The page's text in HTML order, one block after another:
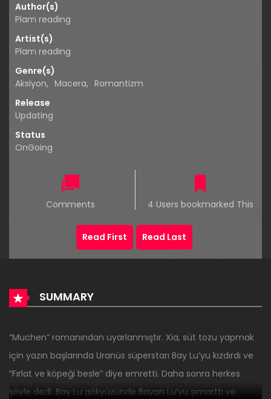
Author(s)
Plam reading
Artist(s)
Plam reading
Genre(s)
Aksiyon, Macera, Romantizm
Release
Updating
Status
OnGoing
Comments 4 Users bookmarked This
Read First Read Last
SUMMARY
“Muchen” romanından uyarlanmıştır. Xia, süt tozu yapmak
için yazın başlarında Uranüs süperstarı Bay Lu’yu kızdırdı ve
“Fırlat ve köpeği besle” diye emretti. Daha sonra herkes
şöyle dedi: Bay Lu gökyüzünde Bayan Lu’yu şımarttı ve